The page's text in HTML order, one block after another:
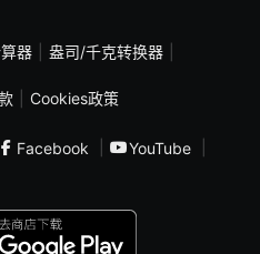
器
盎司/千克转换器
Cookies政策
Facebook
YouTube